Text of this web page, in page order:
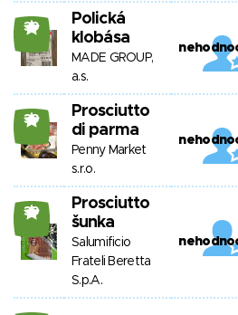
39
Polická
klobása
MADE GROUP,
a.s.
39
Prosciutto
di parma
Penny Market
s.r.o.
39
Prosciutto
šunka
Salumificio
Frateli Beretta
S.p.A.